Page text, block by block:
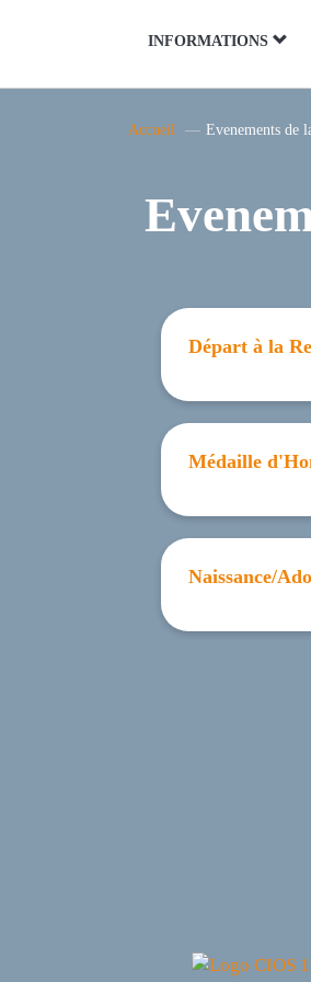
INFORMATIONS
Accueil Evenements de
Départ à la
Médaille
Naissance/